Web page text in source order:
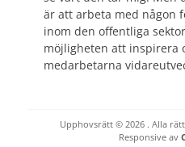
är att arbeta med någon
inom den offentliga
möjligheten att inspirera
medarbetarna
Upphovsrätt © 2026 . Alla
Responsive av